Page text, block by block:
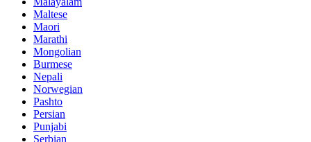
Maltese
Maori
Marathi
Mongolian
Burmese
Nepali
Norwegian
Pashto
Persian
Punjabi
Serbian